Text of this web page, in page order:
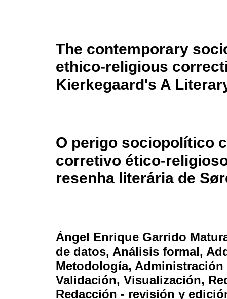
The contemporary
ethico-religious
Kierkegaard's A
O perigo sociopolítico
corretivo ético-
resenha literária de
Ángel Enrique Garrido
de datos, Análisis formal,
Metodología,
Validación, Visualización,
Redacción - revisión y